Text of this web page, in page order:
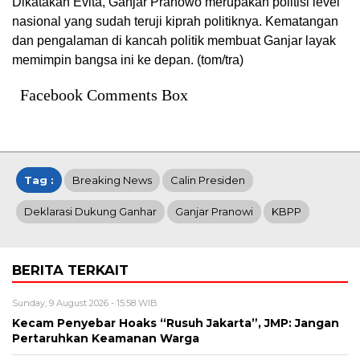
nasional yang sudah teruji kiprah politiknya. Kematangan
dan pengalaman di kancah politik membuat Ganjar layak
memimpin bangsa ini ke depan. (tom/tra)
Facebook Comments Box
Tag : Breaking News Calin Presiden
Deklarasi Dukung Ganhar Ganjar Pranowi KBPP
BERITA TERKAIT
Sunday, 9 August 2026 - 15:58 WIB
Kecam Penyebar Hoaks “Rusuh Jakarta”, JMP: Jangan
Pertaruhkan Keamanan Warga